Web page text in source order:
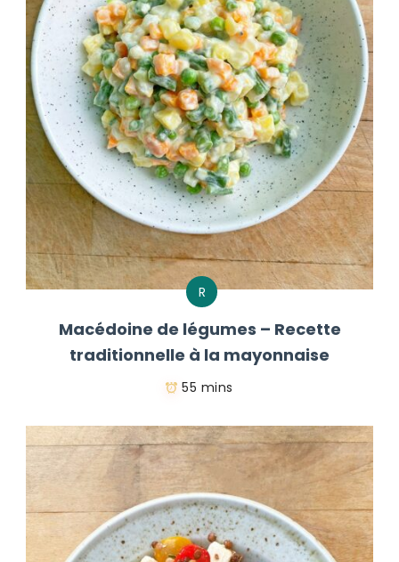
R
Macédoine de légumes – Recette
traditionnelle à la mayonnaise
55 mins